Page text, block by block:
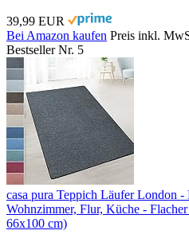
39,99 EUR
Bei Amazon kaufen Preis inkl.
Bestseller Nr. 5
casa pura Teppich Läufer London
Wohnzimmer, Flur, Küche -
66x100 cm)